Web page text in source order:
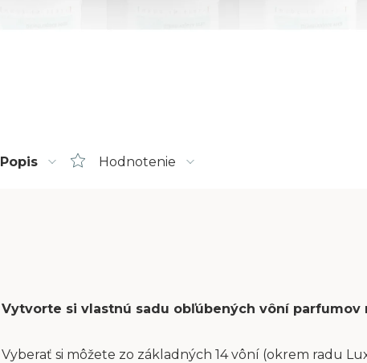
Popis Hodnotenie
Vytvorte si vlastnú sadu obľúbených vôní parfumov
Vyberať si môžete zo základných 14 vôní (okrem radu